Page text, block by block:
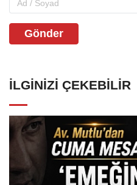
Gönder
İLGINIZI ÇEKEBILIR